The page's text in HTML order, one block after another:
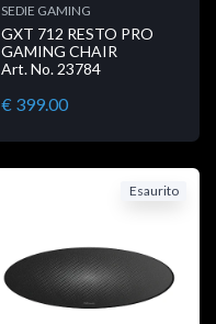
SEDIE GAMING
GXT 712 RESTO PRO
GAMING CHAIR
Art. No. 23784
€ 399.00
Esaurito